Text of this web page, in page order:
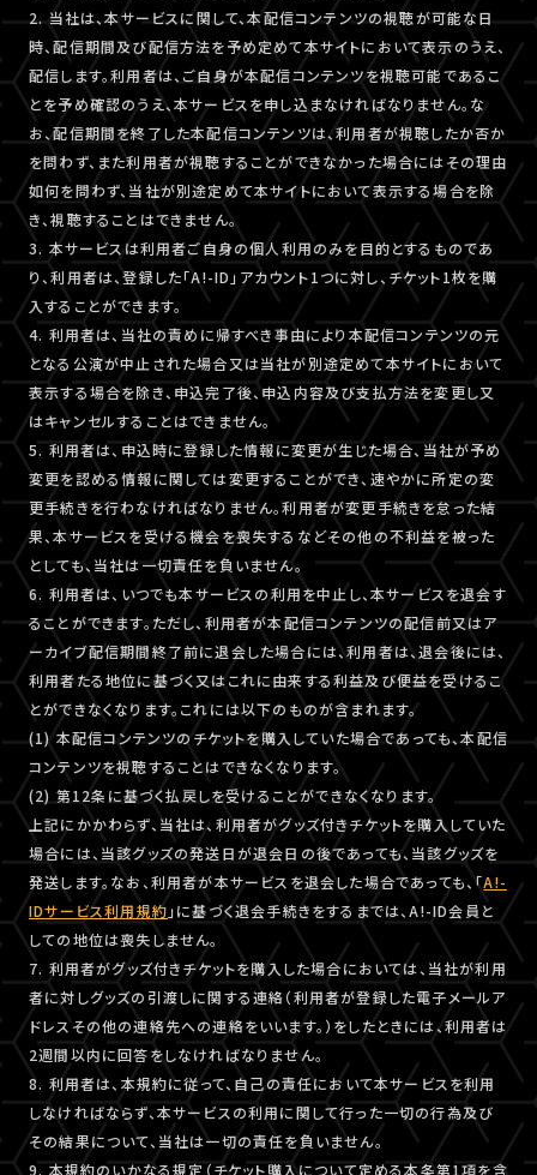
2. 当社は、本サービスに関して、本配信コンテンツの視聴が可能な日
時、配信期間及び配信方法を予め定めて本サイトにおいて表示のうえ、
配信します。利用者は、ご自身が本配信コンテンツを視聴可能であるこ
とを予め確認のうえ、本サービスを申し込まなければなりません。な
お、配信期間を終了した本配信コンテンツは、利用者が視聴したか否か
を問わず、また利用者が視聴することができなかった場合にはその理由
如何を問わず、当社が別途定めて本サイトにおいて表示する場合を除
き、視聴することはできません。
3. 本サービスは利用者ご自身の個人利用のみを目的とするものであ
り、利用者は、登録した「A!-ID」アカウント1つに対し、チケット1枚を購
入することができます。
4. 利用者は、当社の責めに帰すべき事由により本配信コンテンツの元
となる公演が中止された場合又は当社が別途定めて本サイトにおいて
表示する場合を除き、申込完了後、申込内容及び支払方法を変更し又
はキャンセルすることはできません。
5. 利用者は、申込時に登録した情報に変更が生じた場合、当社が予め
変更を認める情報に関しては変更することができ、速やかに所定の変
更手続きを行わなければなりません。利用者が変更手続きを怠った結
果、本サービスを受ける機会を喪失するなどその他の不利益を被った
としても、当社は一切責任を負いません。
6. 利用者は、いつでも本サービスの利用を中止し、本サービスを退会す
ることができます。ただし、利用者が本配信コンテンツの配信前又はア
ーカイブ配信期間終了前に退会した場合には、利用者は、退会後には、
利用者たる地位に基づく又はこれに由来する利益及び便益を受けるこ
とができなくなります。これには以下のものが含まれます。
(1) 本配信コンテンツのチケットを購入していた場合であっても、本配信
コンテンツを視聴することはできなくなります。
(2) 第12条に基づく払戻しを受けることができなくなります。
上記にかかわらず、当社は、利用者がグッズ付きチケットを購入していた
場合には、当該グッズの発送日が退会日の後であっても、当該グッズを
発送します。なお、利用者が本サービスを退会した場合であっても、「A!-
IDサービス利用規約 」に基づく退会手続きをするまでは、A!-ID会員と
しての地位は喪失しません。
7. 利用者がグッズ付きチケットを購入した場合においては、当社が利用
者に対しグッズの引渡しに関する連絡（利用者が登録した電子メールア
ドレスその他の連絡先への連絡をいいます。）をしたときには、利用者は
2週間以内に回答をしなければなりません。
8. 利用者は、本規約に従って、自己の責任において本サービスを利用
しなければならず、本サービスの利用に関して行った一切の行為及び
その結果について、当社は一切の責任を負いません。
9. 本規約のいかなる規定（チケット購入について定める本条第1項を含